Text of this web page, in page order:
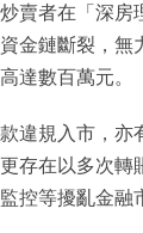
賣者在「深房
金鏈斷裂，無
達數百萬元。
違規入市，亦
存在以多次轉
控等擾亂金融